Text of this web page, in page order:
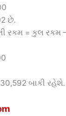
છે.
રકમ = કુલ રકમ
30,592 બાકી રહેશે.